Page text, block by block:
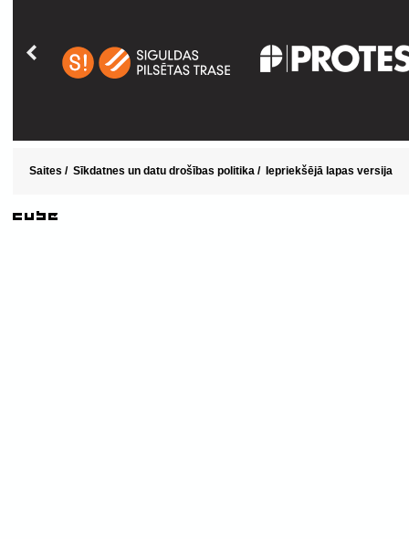
Saites / Sīkdatnes un datu drošības politika / Iepriekšējā lapas versija